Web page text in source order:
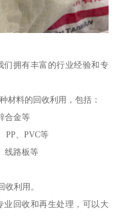
们拥有丰富的行业经验和专
材料的回收利用，包括：
合金等
PP、PVC等
线路板等
利用。
业回收和再生处理，可以大